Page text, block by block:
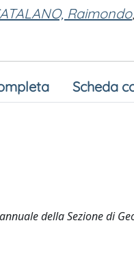
Raimondo;
Scheda
della Sezione di